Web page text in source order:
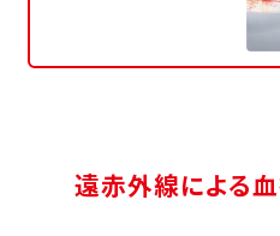
遠赤外線による